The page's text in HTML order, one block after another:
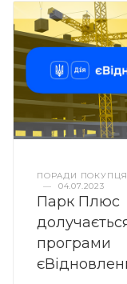
ПОРАДИ
—
04.07.2023
Парк Плюс
програми